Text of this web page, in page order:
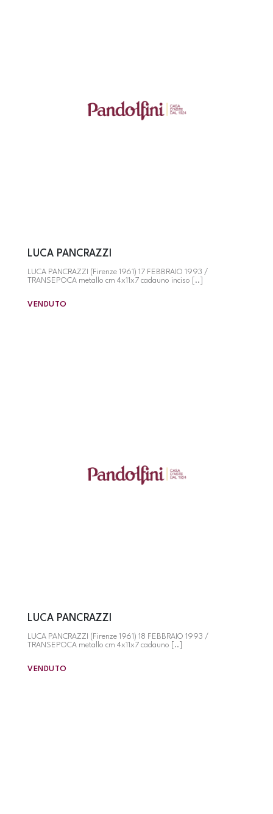
LUCA PANCRAZZI
LUCA PANCRAZZI (Firenze 1961) 17 FEBBRAIO 1993 /
TRANSEPOCA metallo cm 4x11x7 cadauno inciso [..]
VENDUTO
LUCA PANCRAZZI
LUCA PANCRAZZI (Firenze 1961) 18 FEBBRAIO 1993 /
TRANSEPOCA metallo cm 4x11x7 cadauno [..]
VENDUTO